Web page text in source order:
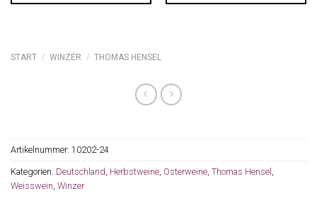
START / WINZER / THOMAS HENSEL
Artikelnummer: 10202-24
Kategorien: Deutschland Herbstweine Osterweine Thomas Hensel
Weisswein Winzer